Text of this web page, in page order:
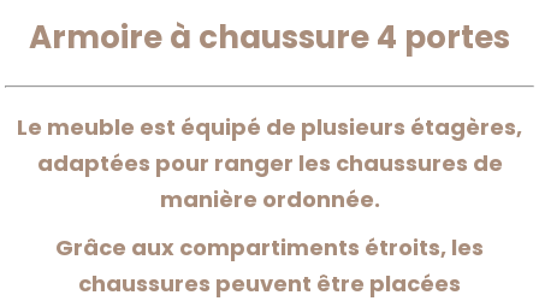
Armoire à chaussure 4 portes
Le meuble est équipé de plusieurs étagères,
adaptées pour ranger les chaussures de
manière ordonnée.
Grâce aux compartiments étroits, les
chaussures peuvent être placées